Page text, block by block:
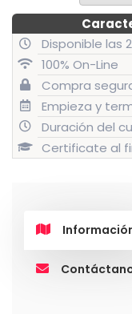
cantidadDisponible las
100% On-Line
Compra
Empieza y
Duración del
Certificate al